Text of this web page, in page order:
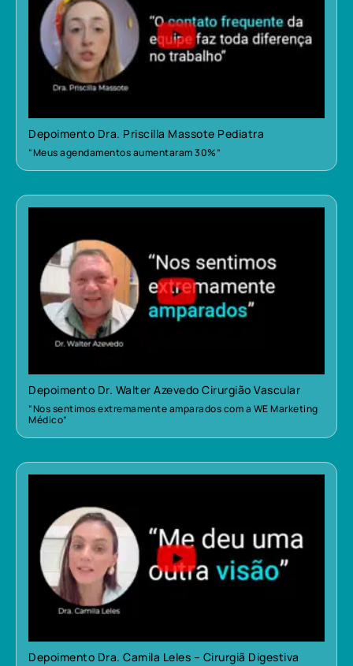
Depoimento Dra. Priscilla Massote Pediatra
“Meus agendamentos aumentaram 30%”
Depoimento Dr. Walter Azevedo Cirurgião Vascular
“Nos sentimos extremamente amparados com a WE Marketing
Médico”
Depoimento Dra. Camila Leles – Cirurgiã Digestiva